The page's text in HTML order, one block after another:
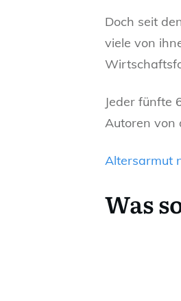
Doch seit
viele von
Jeder fünfte
Autoren von
Altersarmut
Was